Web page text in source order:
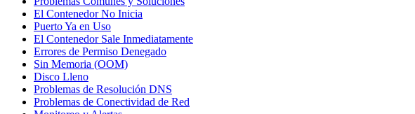
El Contenedor No Inicia
Puerto Ya en Uso
El Contenedor Sale Inmediatamente
Errores de Permiso Denegado
Sin Memoria (OOM)
Disco Lleno
Problemas de Resolución DNS
Problemas de Conectividad de Red